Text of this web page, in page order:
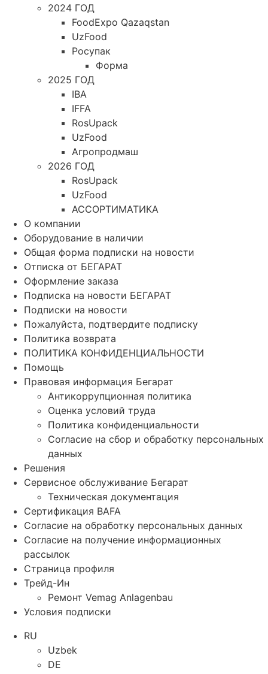
2024 ГОД
FoodExpo Qazaqstan
UzFood
Росупак
Форма
2025 ГОД
IBA
IFFA
RosUpack
UzFood
Агропродмаш
2026 ГОД
RosUpack
UzFood
АССОРТИМАТИКА
О компании
Оборудование в наличии
Общая форма подписки на новости
Отписка от БЕГАРАТ
Оформление заказа
Подписка на новости БЕГАРАТ
Подписки на новости
Пожалуйста, подтвердите подписку
Политика возврата
ПОЛИТИКА КОНФИДЕНЦИАЛЬНОСТИ
Помощь
Правовая информация Бегарат
Антикоррупционная политика
Оценка условий труда
Политика конфиденциальности
Согласие на сбор и обработку персональных
данных
Решения
Сервисное обслуживание Бегарат
Техническая документация
Сертификация BAFA
Согласие на обработку персональных данных
Согласие на получение информационных
рассылок
Страница профиля
Трейд-Ин
Ремонт Vemag Anlagenbau
Условия подписки
RU
Uzbek
DE